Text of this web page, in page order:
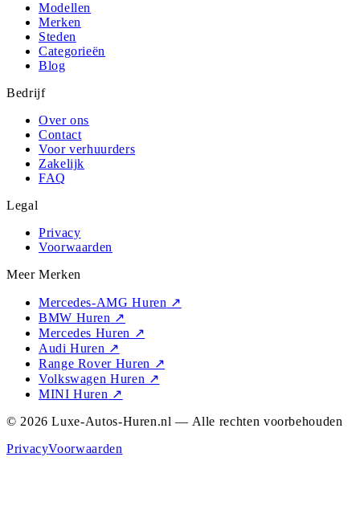
Modellen
Merken
Steden
Categorieën
Blog
Bedrijf
Over ons
Contact
Voor verhuurders
Zakelijk
FAQ
Legal
Privacy
Voorwaarden
Meer Merken
Mercedes-AMG Huren ↗
BMW Huren ↗
Mercedes Huren ↗
Audi Huren ↗
Range Rover Huren ↗
Volkswagen Huren ↗
MINI Huren ↗
© 2026 Luxe-Autos-Huren.nl — Alle rechten voorbehouden
PrivacyVoorwaarden